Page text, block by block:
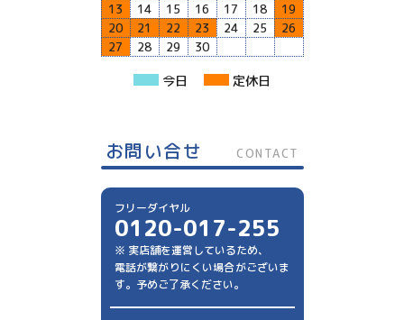
13
14 15 16 17 18
19
20
21 22 23 24 25
26
27
28 29 30
今日 定休日
CONTACT
お問い合せ
フリーダイヤル
0120-017-255
※ 実店舗を運営しているため、
電話が繋がりにくい場合がございま
す。予めご了承ください。